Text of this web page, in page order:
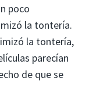
poco
la tontería.
la tontería,
parecían
de que se